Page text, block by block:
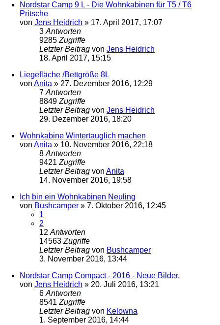
Nordstar Camp 9 L - Die Wohnkabinen für T5 / T6
Pritsche
von Jens Heidrich » 17. April 2017, 17:07
3 Antworten
9285 Zugriffe
Letzter Beitrag von Jens Heidrich
18. April 2017, 15:15
Liegefläche /Bettgröße 8L
von Anita » 27. Dezember 2016, 12:29
7 Antworten
8849 Zugriffe
Letzter Beitrag von Jens Heidrich
29. Dezember 2016, 18:20
Wohnkabine Wintertauglich machen
von Anita » 10. November 2016, 22:18
8 Antworten
9421 Zugriffe
Letzter Beitrag von Anita
14. November 2016, 19:58
Ich bin ein Wohnkabinen Neuling
von Bushcamper » 7. Oktober 2016, 12:45
1
2
12 Antworten
14563 Zugriffe
Letzter Beitrag von Bushcamper
3. November 2016, 13:44
Nordstar Camp Compact - 2016 - Neue Bilder.
von Jens Heidrich » 20. Juli 2016, 13:21
6 Antworten
8541 Zugriffe
Letzter Beitrag von Kelowna
1. September 2016, 14:44